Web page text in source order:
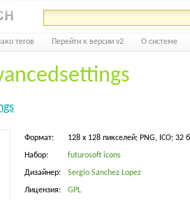
тегов Перейти к версии v2 О системе
Формат: 128 x 128 пикселей; PNG, ICO; 32
Набор: futurosoft icons
Дизайнер: Sergio Sanchez Lopez
Лицензия: GPL